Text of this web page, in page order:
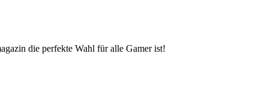
die perfekte Wahl für alle Gamer ist!